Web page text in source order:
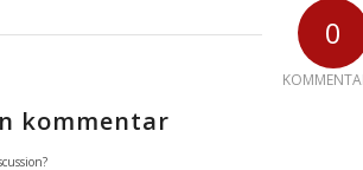
0
kommentar